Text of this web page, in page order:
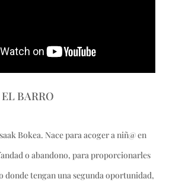
BARRO
Bokea. Nace para acoger a niñ@ en
o abandono, para proporcionarles
donde tengan una segunda oportunidad,